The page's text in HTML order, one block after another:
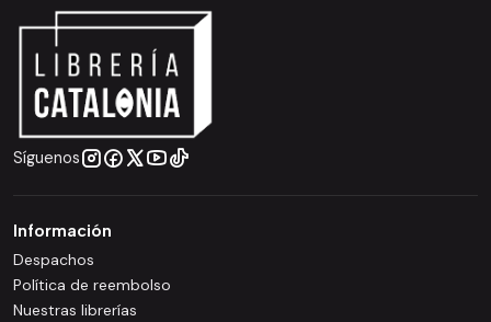
Síguenos
Información
Despachos
Política de reembolso
Nuestras librerías